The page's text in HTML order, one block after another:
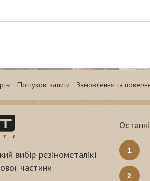
Пошукові запити Замовлення та
вибір резінометалікі
частини
1
2